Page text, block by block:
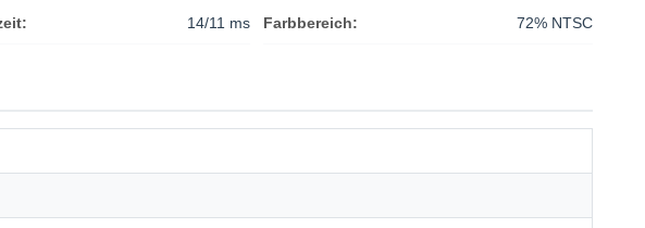
14/11 ms Farbbereich: 72% NTSC